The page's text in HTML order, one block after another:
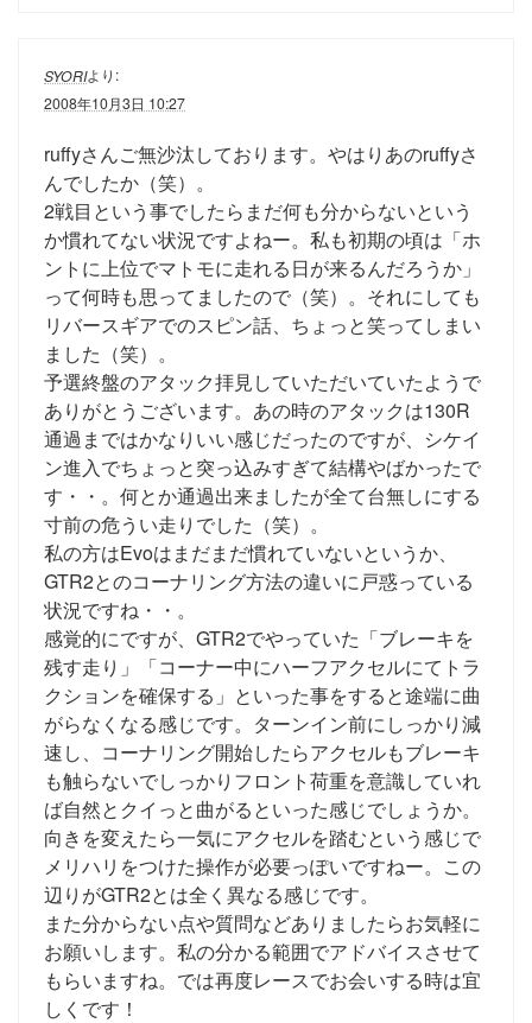
SYORIより:
2008年10月3日 10:27
ruffyさんご無沙汰しております。やはりあのruffyさ
んでしたか（笑）。
2戦目という事でしたらまだ何も分からないという
か慣れてない状況ですよねー。私も初期の頃は「ホ
ントに上位でマトモに走れる日が来るんだろうか」
って何時も思ってましたので（笑）。それにしても
リバースギアでのスピン話、ちょっと笑ってしまい
ました（笑）。
予選終盤のアタック拝見していただいていたようで
ありがとうございます。あの時のアタックは130R
通過まではかなりいい感じだったのですが、シケイ
ン進入でちょっと突っ込みすぎて結構やばかったで
す・・。何とか通過出来ましたが全て台無しにする
寸前の危うい走りでした（笑）。
私の方はEvoはまだまだ慣れていないというか、
GTR2とのコーナリング方法の違いに戸惑っている
状況ですね・・。
感覚的にですが、GTR2でやっていた「ブレーキを
残す走り」「コーナー中にハーフアクセルにてトラ
クションを確保する」といった事をすると途端に曲
がらなくなる感じです。ターンイン前にしっかり減
速し、コーナリング開始したらアクセルもブレーキ
も触らないでしっかりフロント荷重を意識していれ
ば自然とクイっと曲がるといった感じでしょうか。
向きを変えたら一気にアクセルを踏むという感じで
メリハリをつけた操作が必要っぽいですねー。この
辺りがGTR2とは全く異なる感じです。
また分からない点や質問などありましたらお気軽に
お願いします。私の分かる範囲でアドバイスさせて
もらいますね。では再度レースでお会いする時は宜
しくです！